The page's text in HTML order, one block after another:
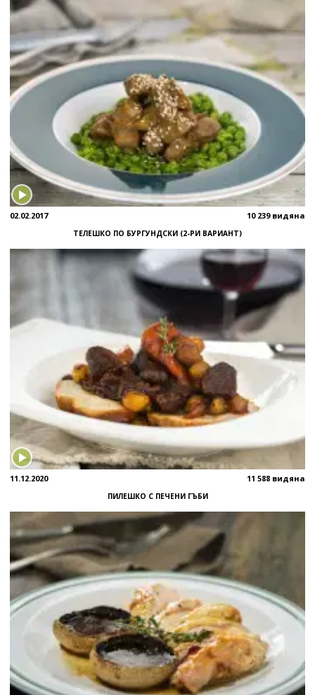
02.02.2017 10 239 видяна
ТЕЛЕШКО ПО БУРГУНДСКИ (2-РИ ВАРИАНТ)
11.12.2020 11 588 видяна
ПИЛЕШКО С ПЕЧЕНИ ГЪБИ